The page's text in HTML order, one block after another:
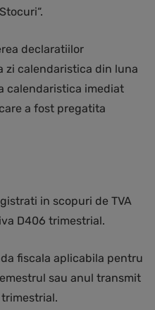
declaratiilor
zi calendaristica din luna
calendaristica imediat
a fost pregatita
in scopuri de TVA
D406 trimestrial.
fiscala aplicabila pentru
sau anul transmit